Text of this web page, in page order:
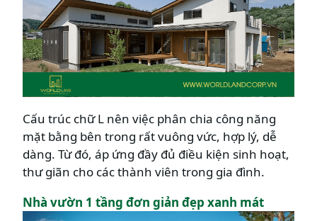
Cấu trúc chữ L nên việc phân chia công năng
mặt bằng bên trong rất vuông vức, hợp lý, dễ
dàng. Từ đó, áp ứng đầy đủ điều kiện sinh hoạt,
thư giãn cho các thành viên trong gia đình.
Nhà vườn 1 tầng đơn giản đẹp xanh mát